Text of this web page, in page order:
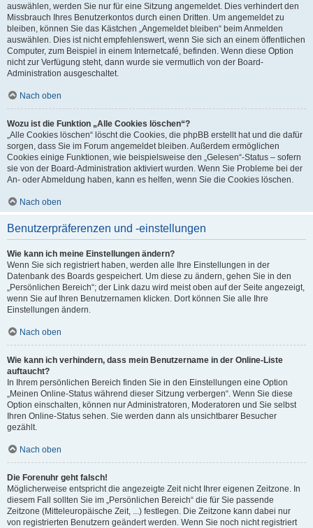
auswählen, werden Sie nur für eine Sitzung angemeldet. Dies verhindert den
Missbrauch Ihres Benutzerkontos durch einen Dritten. Um angemeldet zu
bleiben, können Sie das Kästchen „Angemeldet bleiben“ beim Anmelden
auswählen. Dies ist nicht empfehlenswert, wenn Sie sich an einem öffentlichen
Computer, zum Beispiel in einem Internetcafé, befinden. Wenn diese Option
nicht zur Verfügung steht, dann wurde sie vermutlich von der Board-
Administration ausgeschaltet.
Nach oben
Wozu ist die Funktion „Alle Cookies löschen“?
„Alle Cookies löschen“ löscht die Cookies, die phpBB erstellt hat und die dafür
sorgen, dass Sie im Forum angemeldet bleiben. Außerdem ermöglichen
Cookies einige Funktionen, wie beispielsweise den „Gelesen“-Status – sofern
sie von der Board-Administration aktiviert wurden. Wenn Sie Probleme bei der
An- oder Abmeldung haben, kann es helfen, wenn Sie die Cookies löschen.
Nach oben
Benutzerpräferenzen und -einstellungen
Wie kann ich meine Einstellungen ändern?
Wenn Sie sich registriert haben, werden alle Ihre Einstellungen in der
Datenbank des Boards gespeichert. Um diese zu ändern, gehen Sie in den
„Persönlichen Bereich“; der Link dazu wird meist oben auf der Seite angezeigt,
wenn Sie auf Ihren Benutzernamen klicken. Dort können Sie alle Ihre
Einstellungen ändern.
Nach oben
Wie kann ich verhindern, dass mein Benutzername in der Online-Liste
auftaucht?
In Ihrem persönlichen Bereich finden Sie in den Einstellungen eine Option
„Meinen Online-Status während dieser Sitzung verbergen“. Wenn Sie diese
Option einschalten, können nur Administratoren, Moderatoren und Sie selbst
Ihren Online-Status sehen. Sie werden dann als unsichtbarer Besucher
gezählt.
Nach oben
Die Forenuhr geht falsch!
Möglicherweise entspricht die angezeigte Zeit nicht Ihrer eigenen Zeitzone. In
diesem Fall sollten Sie im „Persönlichen Bereich“ die für Sie passende
Zeitzone (Mitteleuropäische Zeit, ...) festlegen. Die Zeitzone kann dabei nur
von registrierten Benutzern geändert werden. Wenn Sie noch nicht registriert